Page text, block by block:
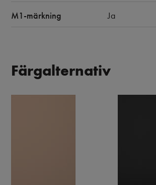
M1-märkning Ja
Färgalternativ